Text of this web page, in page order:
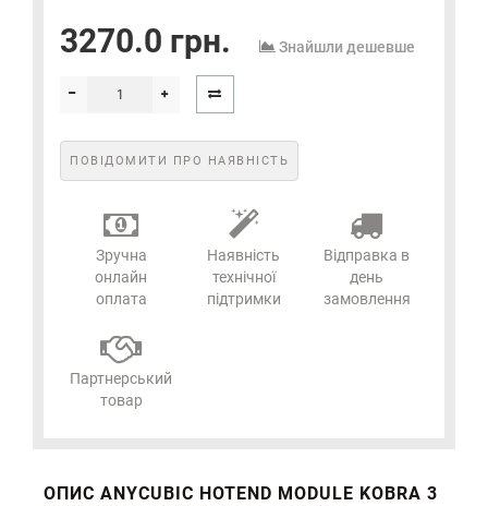
3270.0 грн. Знайшли дешевше
ПОВІДОМИТИ ПРО НАЯВНІСТЬ
Зручна
онлайн
оплата
Наявність
технічної
підтримки
Відправка в
день
замовлення
Партнерський
товар
ОПИС ANYCUBIC HOTEND MODULE KOBRA 3